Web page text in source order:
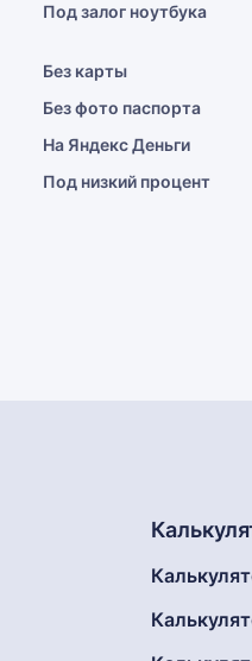
Под залог ноутбука
Без карты
Без фото паспорта
На Яндекс Деньги
Под низкий процент